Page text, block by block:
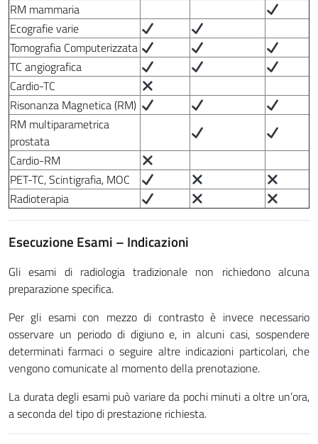
RM mammaria
Ecografie varie
Tomografia Computerizzata
TC angiografica
Cardio-TC
Risonanza Magnetica (RM)
RM multiparametrica
prostata
Cardio-RM
PET-TC, Scintigrafia, MOC
Radioterapia
Esecuzione Esami – Indicazioni
Gli esami di radiologia tradizionale non richiedono alcuna
preparazione specifica.
Per gli esami con mezzo di contrastoè invece necessario
osservare un periodo di digiuno e, in alcuni casi, sospendere
determinati farmaci o seguire altre indicazioni particolari, che
vengono comunicate al momento della prenotazione.
La durata degli esamipuò variare da pochi minuti a oltre un’ora,
a seconda del tipo di prestazione richiesta.